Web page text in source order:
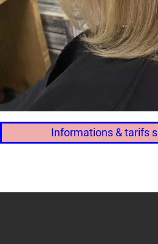
Informations & tarifs